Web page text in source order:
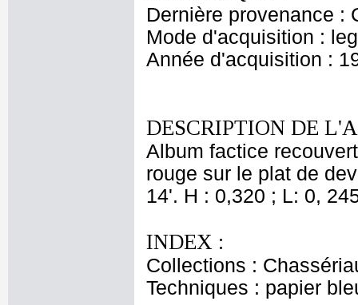
Dernière provenance :
Mode d'acquisition :
Année d'acquisition :
DESCRIPTION DE
Album factice
rouge sur le plat de
14'. H : 0,320 ; L: 0,
INDEX :
Collections :
Techniques : papier